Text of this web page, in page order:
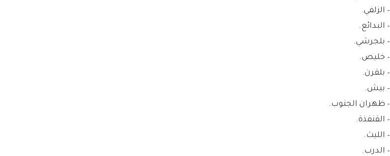
– الزلفي.
– البدائع.
– بلجرشي.
– خليص.
– بلقرن.
– بيش.
– ظهران الجنوب.
– القنفذة.
– الليث.
– الدرب.